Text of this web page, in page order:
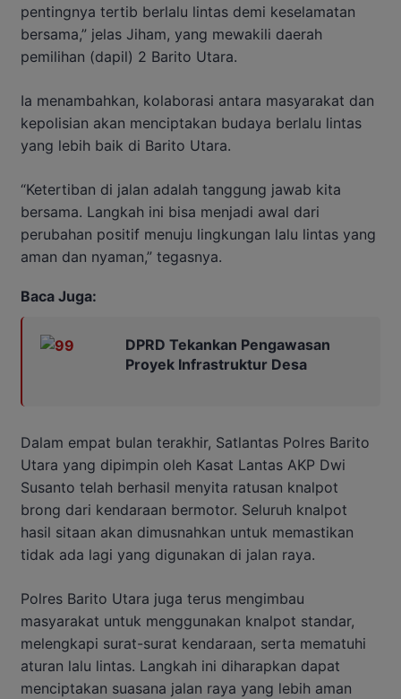
pentingnya tertib berlalu lintas demi keselamatan
bersama,” jelas Jiham, yang mewakili daerah
pemilihan (dapil) 2 Barito Utara.
Ia menambahkan, kolaborasi antara masyarakat dan
kepolisian akan menciptakan budaya berlalu lintas
yang lebih baik di Barito Utara.
“Ketertiban di jalan adalah tanggung jawab kita
bersama. Langkah ini bisa menjadi awal dari
perubahan positif menuju lingkungan lalu lintas yang
aman dan nyaman,” tegasnya.
Baca Juga:
DPRD Tekankan Pengawasan
Proyek Infrastruktur Desa
Dalam empat bulan terakhir, Satlantas Polres Barito
Utara yang dipimpin oleh Kasat Lantas AKP Dwi
Susanto telah berhasil menyita ratusan knalpot
brong dari kendaraan bermotor. Seluruh knalpot
hasil sitaan akan dimusnahkan untuk memastikan
tidak ada lagi yang digunakan di jalan raya.
Polres Barito Utara juga terus mengimbau
masyarakat untuk menggunakan knalpot standar,
melengkapi surat-surat kendaraan, serta mematuhi
aturan lalu lintas. Langkah ini diharapkan dapat
menciptakan suasana jalan raya yang lebih aman